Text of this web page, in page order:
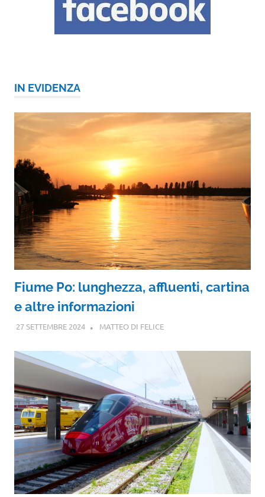
IN EVIDENZA
Fiume Po: lunghezza, affluenti, cartina
e altre informazioni
27 SETTEMBRE 2024 MATTEO DI FELICE